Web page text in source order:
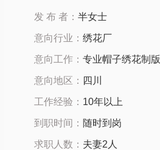
发 布 者： 半女士
意向行业： 绣花厂
意向工作： 专业帽子绣花制版
意向地区： 四川
工作经验： 10年以上
到职时间： 随时到岗
求职人数： 夫妻2人